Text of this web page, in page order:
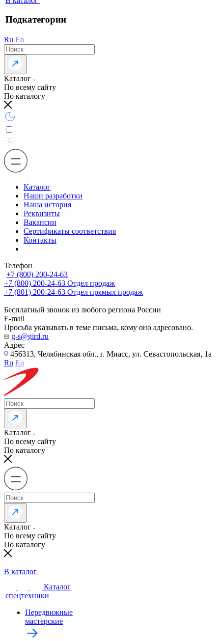
Подкатегории
Ru En
Каталог
По всему сайту
По каталогу
Каталог
Наши разработки
Наша история
Реквизиты
Вакансии
Сертификаты соответствия
Контакты
Телефон
+7 (800) 200-24-63
+7 (800) 200-24-63 Отдел продаж
+7 (801) 200-24-63 Отдел прямых продаж
Бесплатный звонок из любого региона России
E-mail
Просьба указывать в теме письма, кому оно адресовано.
g-s@gird.ru
Адрес
456313, Челябинская обл., г. Миасс, ул. Севастопольская, 1а
Ru En
Каталог
По всему сайту
По каталогу
Каталог
По всему сайту
По каталогу
В каталог
Каталог
спецтехники
Передвижные
мастерские